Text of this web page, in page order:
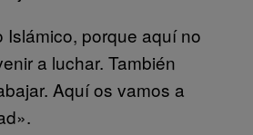
Islámico, porque aquí no
a luchar. También
Aquí os vamos a